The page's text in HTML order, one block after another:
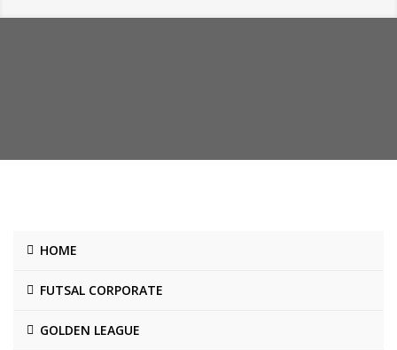
HOME
FUTSAL CORPORATE
GOLDEN LEAGUE